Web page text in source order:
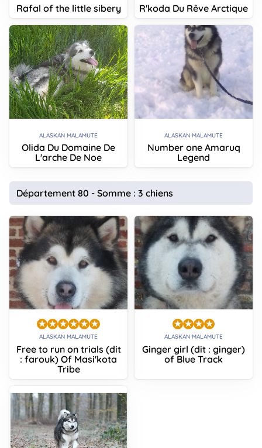
Rafal of the little sibery R'koda Du Rêve Arctique
ALASKAN MALAMUTE
Olida Du Domaine De
L'arche De Noe
ALASKAN MALAMUTE
Number one Amaruq
Legend
Département 80 - Somme : 3 chiens
ALASKAN MALAMUTE
Free to run on trials (dit
: farouk) Of Masi'kota
Tribe
ALASKAN MALAMUTE
Ginger girl (dit : ginger)
of Blue Track